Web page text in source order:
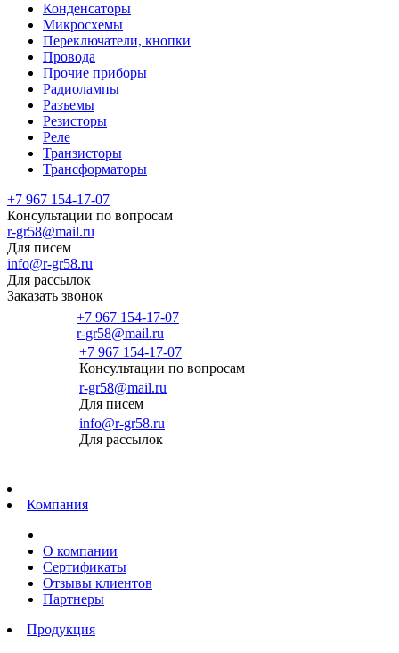
Конденсаторы
Микросхемы
Переключатели, кнопки
Провода
Прочие приборы
Радиолампы
Разъемы
Резисторы
Реле
Транзисторы
Трансформаторы
+7 967 154-17-07
Консультации по вопросам
r-gr58@mail.ru
Для писем
info@r-gr58.ru
Для рассылок
Заказать звонок
+7 967 154-17-07
r-gr58@mail.ru
+7 967 154-17-07
Консультации по вопросам
r-gr58@mail.ru
Для писем
info@r-gr58.ru
Для рассылок
Компания
О компании
Сертификаты
Отзывы клиентов
Партнеры
Продукция